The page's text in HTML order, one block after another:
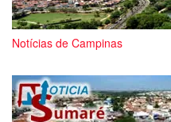
Notícias de Campinas